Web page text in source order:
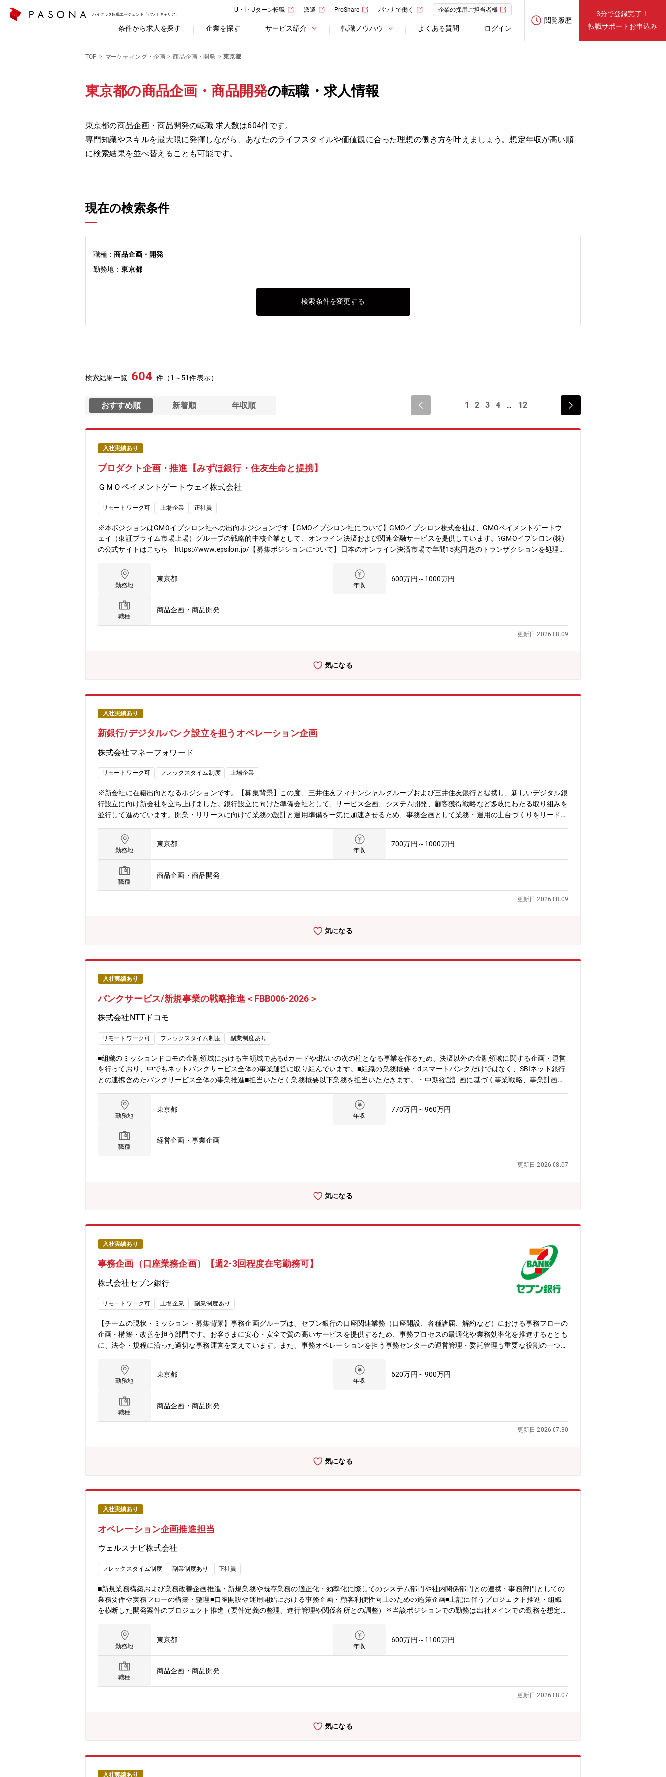
ハイクラス転職エージェント「パソナキャリア」
U・I・Jターン転職 派遣 ProShare パソナで働く 企業の採用ご担当者様
条件から求人を探す 企業を探す サービス紹介 転職ノウハウ よくある質問 ログイン
閲覧履歴
3分で登録完了！
転職サポートお申込み
TOP マーケティング・企画 商品企画・開発 東京都
東京都の商品企画・商品開発の転職・求人情報
東京都の商品企画・商品開発の転職 求人数は604件です。
専門知識やスキルを最大限に発揮しながら、あなたのライフスタイルや価値観に合った理想の働き方を叶えましょう。想定年収が高い順
に検索結果を並べ替えることも可能です。
現在の検索条件
職種：商品企画・開発
勤務地： 東京都
検索条件を変更する
検索結果一覧 604 件（1～51件表示）
おすすめ順 新着順 年収順 1 2 3 4 12
入社実績あり
プロダクト企画・推進【みずほ銀行・住友生命と提携】
ＧＭＯペイメントゲートウェイ株式会社
リモートワーク可 上場企業 正社員
※本ポジションはGMOイプシロン社への出向ポジションです【GMOイプシロン社について】GMOイプシロン株式会社は、GMOペイメントゲートウ
ェイ（東証プライム市場上場）グループの戦略的中核企業として、オンライン決済および関連金融サービスを提供しています。?GMOイプシロン(株)
の公式サイトはこちら https://www.epsilon.jp/【募集ポジションについて】日本のオンライン決済市場で年間15兆円超のトランザクションを処理す
向けて、新機能や新サービスの開発企画・管理・運用を担っていただきます。プロダクト戦略から、開発企画、関係者を巻き込んだプロジェクト推進
など一貫して担当いただくため、IT・金融業界での知見やプロジェクト推進力を活かせるポジションです。直近ではみずほ銀行や住友生命グループと
の業務提携を発表しており、今後も金融機関・SaaS事業者・業界プラットフォーマーとの共創を通じて、新しい決済・金融体験を社会に届けていき
ます。・みずほ銀行との業務提携 https://blog.fincode.jp/product_blog/558-2/・住友生命グループとの協業 https://blog.fincode.jp/product_blog/
css_20260326/【業務内容】■入社後まず取り組んでいただくこと・fincode by GMOの既存機能・利用データの分析を通じたプロダクト理解・既存機
能の改善企画および開発チームとの要件整理・推進・社内関係部署（営業・コーポレートサポート・開発）との連携体制の構築■中長期的にお任せし
たいこと・プロダクト戦略・ロードマップの策定（経営層への上程を含む）・売上向上・利用率向上を目的とした新機能・新サービスの企画立案と実
しました。今後はこの成功モデルをもとに、複数の金融機関や大手SaaS事業者との新たなパートナーシップを拡大するフェーズに入っています。プ
■GMOグループの安定基盤がありながら、少数精鋭組織ならではのスピード感と裁量がある■将来的に、PdM、PO、事業開発責任者などへのキャリア
で、経営層とも近い距離で事業推進が可能・企画・営業・開発が一体となった横断型チームで、オープンな議論が行われる環境・平均年齢30代前
勤務地
東京都
年収
600万円～1000万円
職種
商品企画・商品開発
更新日 2026.08.09
気になる
入社実績あり
新銀行/デジタルバンク設立を担うオペレーション企画
株式会社マネーフォワード
リモートワーク可 フレックスタイム制度 上場企業
※新会社に在籍出向となるポジションです。【募集背景】この度、三井住友フィナンシャルグループおよび三井住友銀行と提携し、新しいデジタル銀
行設立に向け新会社を立ち上げました。銀行設立に向けた準備会社として、サービス企画、システム開発、顧客獲得戦略など多岐にわたる取り組みを
並行して進めています。開業・リリースに向けて業務の設計と運用準備を一気に加速させるため、事務企画として業務・運用の土台づくりをリード
めには、プロダクトやシステムを作るだけではなく、銀行としての業務が安全かつスムーズに運用できる仕組み（業務設計・運用・ルール）をゼロか
ら構築することが不可欠です。また、本プロジェクトでは、従来の「人手を前提とした事務運用」ではなく、AIや自動化を前提に業務を設計するAIネ
イティブなフロー構築を志向しています。【配属先】・雇用：株式会社マネーフォワード・配属先：SMBCマネーフォワード銀行設立準備株式会社 事
業本部 (※在籍出向)メガバンクの知見と、Fintech企業のスピード感が融合した組織です。【具体的な業務内容】新しいデジタルバンクの立ち上げフ
ェーズにて、銀行業務が“回る仕組み”をゼロから設計し、リリース～運用安定化までをリードしていただきます。■銀行業務オペレーションの設計・
構築（業務フロー、運用ルール、チェック観点の整備）■要件の確認・レビュー（要件の抜け漏れチェック、運用方法の妥当性確認）■事業企画/Pd
M/エンジニア等との調整・推進■手順書作成、運用体制の設計、研修準備などのリリースに向けた運用準備■テスト工程への参画（システムテスト～
務フロー・運用設計を主導・業務手順の策定や運用の検証・改善・業務フローの強化やシステムテスト■開業後・継続的なシステムリリースに伴うユ
運用準備～改善まで、裁量とインパクトが大きいポジションです。■プロダクト/エンジニアと近い距離で進められる「業務がシステムにどう落ちる
を発揮できます。お互いの状況を理解し合い、チームワークを実感しながら働ける環境です。
勤務地
東京都
年収
700万円～1000万円
職種
商品企画・商品開発
更新日 2026.08.09
気になる
入社実績あり
バンクサービス/新規事業の戦略推進＜FBB006-2026＞
株式会社NTTドコモ
リモートワーク可 フレックスタイム制度 副業制度あり
■組織のミッションドコモの金融領域における主領域であるdカードやd払いの次の柱となる事業を作るため、決済以外の金融領域に関する企画・運営
を行っており、中でもネットバンクサービス全体の事業運営に取り組んでいます。■組織の業務概要・dスマートバンクだけではなく、SBIネット銀行
との連携含めたバンクサービス全体の事業推進■担当いただく業務概要以下業務を担当いただきます。・中期経営計画に基づく事業戦略、事業計画の
獲得、アクティブ率向上などの顧客動向の分析、販促施策の企画実行と効果測定・チームリーダーとしてのメンバーマネジメント（人事は含まな
い）・上記業務に関わる社内システムでの申請・契約・管理業務等、開発ベンダとの各種調整等■業務の魅力・事業立ち上後の成長フェーズにおける
戦略立案・事業推進業務が経験できる・リーダーとして裁量を持って業務遂行ができる・アライアンスパートナーとのアライアンス業務が経験できる
■候補者へのメッセージ「ドコモ＝携帯電話の会社」だと思っていませんか？実は、私たちは通信以外の事業も数多く手がけています。例えば、金
融・決済、エンタメ、ヘルスケア、マーケティングソリューションなど。これら通信以外の分野を「スマートライフ事業」と位置付け、1億人以上の
会員基盤と豊富なアセットを活用し、これからの成長の原動力とすべく育てている真っ最中です。特に金融事業は、ドコモのスマートライフ事業の中
心となる事業であり、今後も更なる成長を目指しています。中でも銀行領域は、dカード、d払いに次ぐ新たな柱とすべく取り組んでいます。ドコモ
や現場カルチャーについて・フレックス制度（コアタイムレス）、1時間単位で取得できる有給休暇などにより、柔軟に働くことができます。・オン
勤務地
東京都
年収
770万円～960万円
職種
経営企画・事業企画
更新日 2026.08.07
気になる
入社実績あり
事務企画（口座業務企画）【週2-3回程度在宅勤務可】
株式会社セブン銀行
リモートワーク可 上場企業 副業制度あり
【チームの現状・ミッション・募集背景】事務企画グループは、セブン銀行の口座関連業務（口座開設、各種諸届、解約など）における事務フローの
企画・構築・改善を担う部門です。お客さまに安心・安全で質の高いサービスを提供するため、事務プロセスの最適化や業務効率化を推進するととも
に、法令・規程に沿った適切な事務運営を支えています。また、事務オペレーションを担う事務センターの運営管理・委託管理も重要な役割の一つで
務改善・事務企画を担う新たなメンバーを募集しています。【チーム構成】事務ソリューション部- 事務企画グループ ※ 太字 が本求人ポジションで
す- 本店事務グループ- 業務デザイングループ- 提携事務マネジメントグループ- 設置事務マネジメントグループ※事務企画グループには、12名メンバ
ーがおります（20代～30代が大半）。【担当業務】主に口座関連業務の事務企画を担当いただきます。新商品・サービスの導入時には事務フローの
企画・構築を行うほか、既存業務の効率化・自動化の推進、法令・制度改正に伴う事務プロセスの見直しなど、幅広い業務改善に携わっていただきま
す。また、事務オペレーションを担う事務センターの委託管理を通じて、安定的かつ効率的な事務運営を支えていただきます。単なる事務ではなく、
事務の「仕組みつくる」中で銀行業務、法令・制度、システムの知識や、関係者との調整力など幅広いスキルが身につきます。＜具体的な業務内容
＞・商品・サービスに関する事務フローの企画・構築・口座関連業務の効率化・自動化の推進・法令・制度改正に伴う事務プロセスの見直し・事務セ
勤務地
東京都
年収
620万円～900万円
職種
商品企画・商品開発
更新日 2026.07.30
気になる
入社実績あり
オペレーション企画推進担当
ウェルスナビ株式会社
フレックスタイム制度 副業制度あり 正社員
■新規業務構築および業務改善企画推進・新規業務や既存業務の適正化・効率化に際してのシステム部門や社内関係部門との連携・事務部門としての
業務要件や実務フローの構築・整理■口座開設や運用開始における事務企画・顧客利便性向上のための施策企画■上記に伴うプロジェクト推進・組織
を横断した開発案件のプロジェクト推進（要件定義の整理、進行管理や関係各所との調整）※当該ポジションでの勤務は出社メインでの勤務を想定し
たな展開も包摂したオペレーション改革を担う役割です。現状の業務改善にとどまらず、顧客体験を起点に、業務・開発といった複数の視点から課題
を捉え、全社最適のオペレーションを企画し、実行まで推進していただきます。弊社のビジョンでもある「ものづくりする金融機関」として、内製し
ている開発チームやAIチーム等と密な連携を行いながら、現場課題に寄り添った改善、事業展開に合わせた新規業務フロー構築・AI導入などをリード
していただきたいと考えています。【募集背景】ウェルスナビは、全自動で「長期・積立・分散」の資産運用を行うロボアドバイザー『ウェルスナ
ビ』の開発・運営を通じて成長を続けてきました。新NISA制度を追い風に、『ウェルスナビ』のさらなる成長に注力するとともに、生命保険・年
金・住宅ローン等に関わる新規プロダクトを複数リリースし、プロダクト横断の総合アドバイザリープラットフォーム「Money Advisory Platform
（MAP）」を立ち上げる転換期を迎えています。加えて、2026年度の後半に三菱UFJ銀行と共同でデジタルバンクの新設を予定しています。その中
モデルを構築していくことが今後の事業成長に欠かせない要素となっています。今回募集するポジションは、弊社のオペレーションチームにおいて、
オペレーションを構想し、実行まで推進していただきます。ものづくりする金融機関として目まぐるしく進歩する技術環境の変化も追い風に、デジタ
勤務地
東京都
年収
600万円～1100万円
職種
商品企画・商品開発
更新日 2026.08.07
気になる
入社実績あり